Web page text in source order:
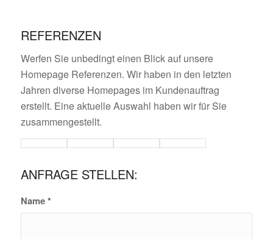
REFERENZEN
Werfen Sie unbedingt einen Blick auf unsere
Homepage Referenzen. Wir haben in den letzten
Jahren diverse Homepages im Kundenauftrag
erstellt. Eine aktuelle Auswahl haben wir für Sie
zusammengestellt.
ANFRAGE STELLEN:
Name*